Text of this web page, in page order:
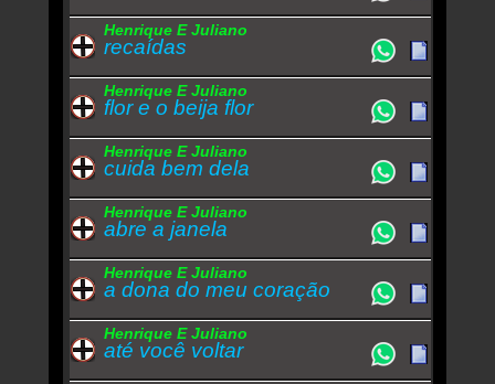
Henrique E Juliano
recaídas
Henrique E Juliano
flor e o beija flor
Henrique E Juliano
cuida bem dela
Henrique E Juliano
abre a janela
Henrique E Juliano
a dona do meu coração
Henrique E Juliano
até você voltar